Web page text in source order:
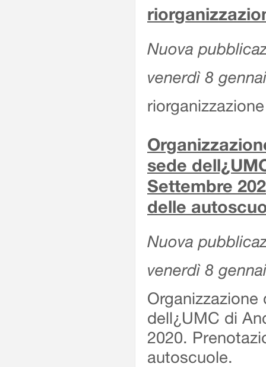
Nuova
venerdì 8
sede
Settembre
delle
Nuova
venerdì 8
dell¿UMC di
2020.
autoscuole.